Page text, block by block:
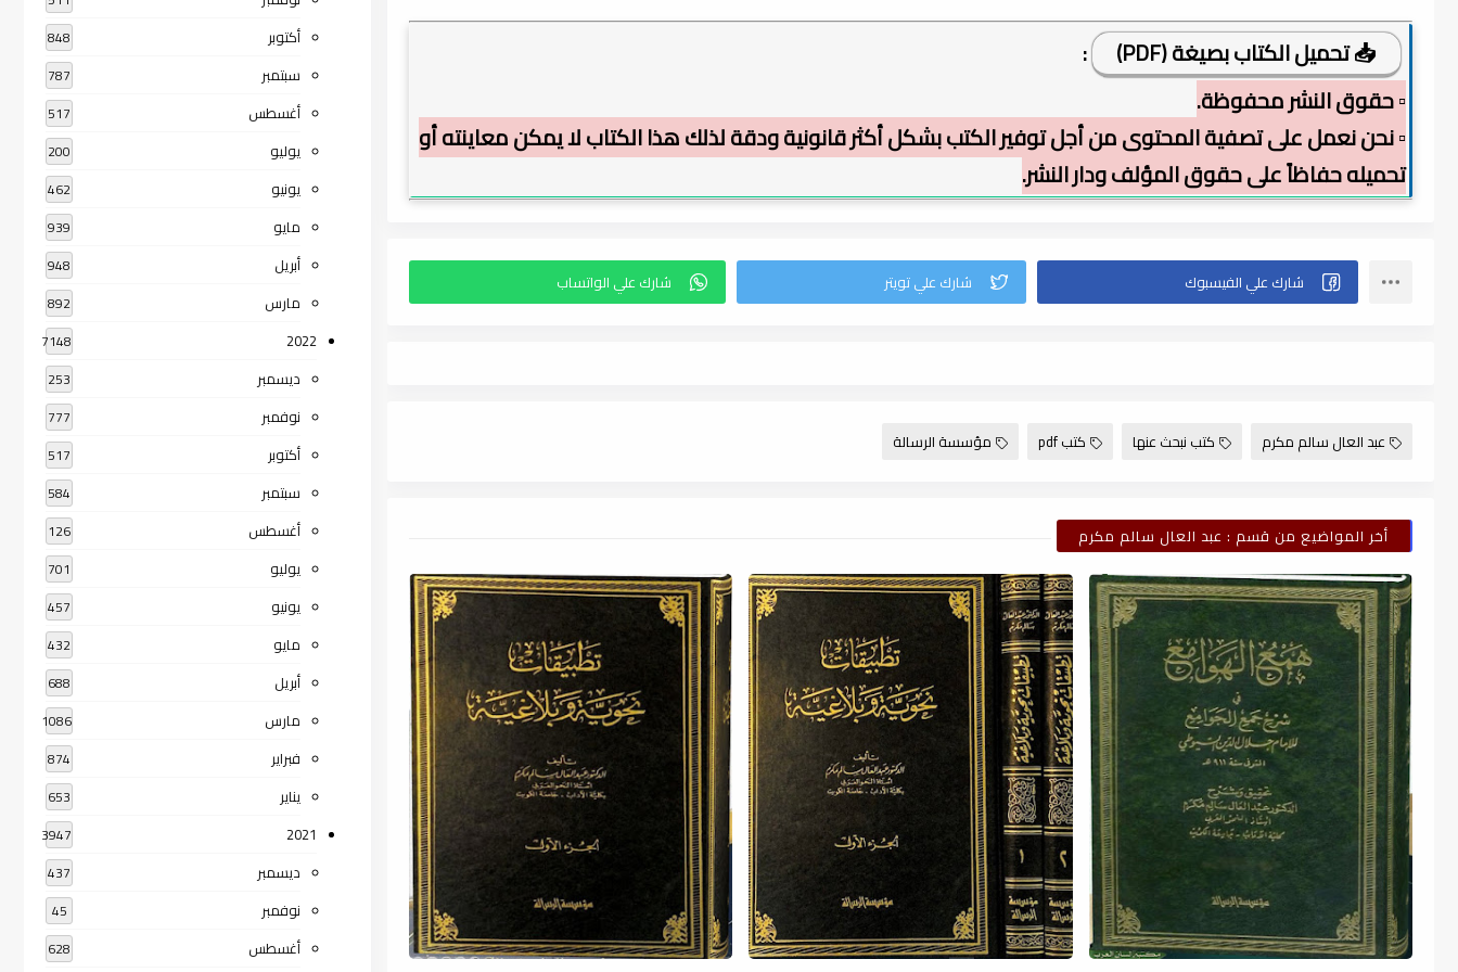
📥 تحميل الكتاب بصيغة (PDF)
:
▫️ حقوق النشر محفوظة.
▫️ نحن نعمل على تصفية المحتوى من أجل توفير الكتب بشكل أكثر قانونية ودقة لذلك هذا الكتاب لا يمكن معاينته أو
تحميله حفاظاً على حقوق المؤلف ودار النشر.
عبد العال سالم مكرم كتب نبحث عنها كتب pdf مؤسسة الرسالة
أخر المواضيع من قسم : عبد العال سالم مكرم
أكتوبر 848
سبتمبر 787
أغسطس 517
يوليو 200
يونيو 462
مايو 939
أبريل 948
مارس 892
2022
7148
ديسمبر 253
نوفمبر 777
أكتوبر 517
سبتمبر 584
أغسطس 126
يوليو 701
يونيو 457
مايو 432
أبريل 688
مارس 1086
فبراير 874
يناير 653
2021
3947
ديسمبر 437
نوفمبر 45
أغسطس 628